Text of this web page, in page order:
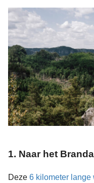
1. Naar het
Deze 6 kilometer lange